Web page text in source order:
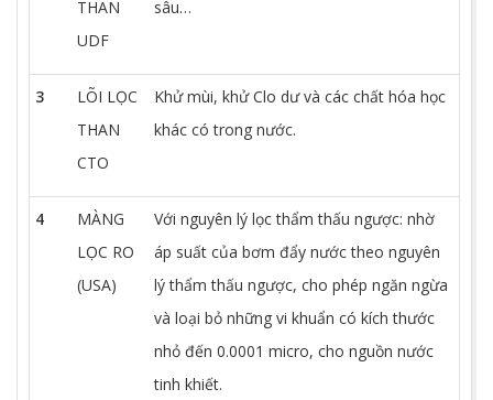
THAN
UDF
sâu…
3
LÕI LỌC
THAN
CTO
Khử mùi, khử Clo dư và các chất hóa học
khác có trong nước.
4
MÀNG
LỌC RO
(USA)
Với nguyên lý lọc thẩm thấu ngược: nhờ
áp suất của bơm đẩy nước theo nguyên
lý thẩm thấu ngược, cho phép ngăn ngừa
và loại bỏ những vi khuẩn có kích thước
nhỏ đến 0.0001 micro, cho nguồn nước
tinh khiết.